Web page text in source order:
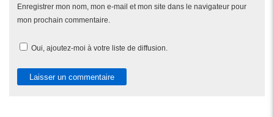
Enregistrer mon nom, mon e-mail et mon site dans le navigateur pour
mon prochain commentaire.
Oui, ajoutez-moi à votre liste de diffusion.